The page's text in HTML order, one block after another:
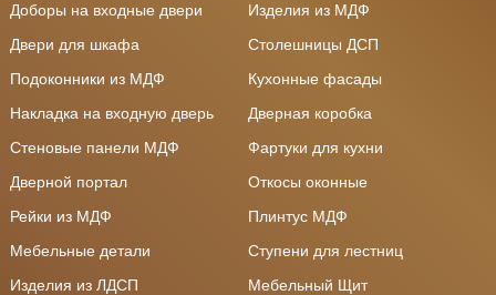
Доборы на входные двери
Изделия из МДФ
Двери для шкафа
Столешницы ДСП
Подоконники из МДФ
Кухонные фасады
Накладка на входную дверь
Дверная коробка
Стеновые панели МДФ
Фартуки для кухни
Дверной портал
Откосы оконные
Рейки из МДФ
Плинтус МДФ
Мебельные детали
Ступени для лестниц
Изделия из ЛДСП
Мебельный Щит